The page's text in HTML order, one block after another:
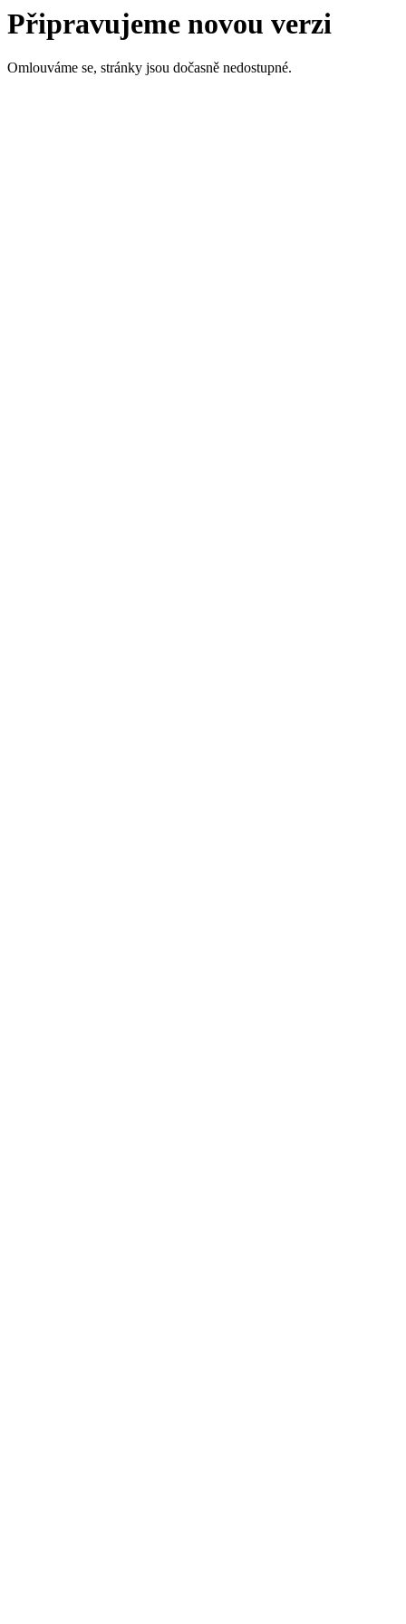
Připravujeme novou verzi
Omlouváme se, stránky jsou dočasně nedostupné.